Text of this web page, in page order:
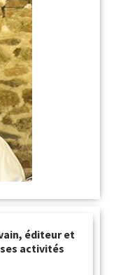
éditeur et
activités